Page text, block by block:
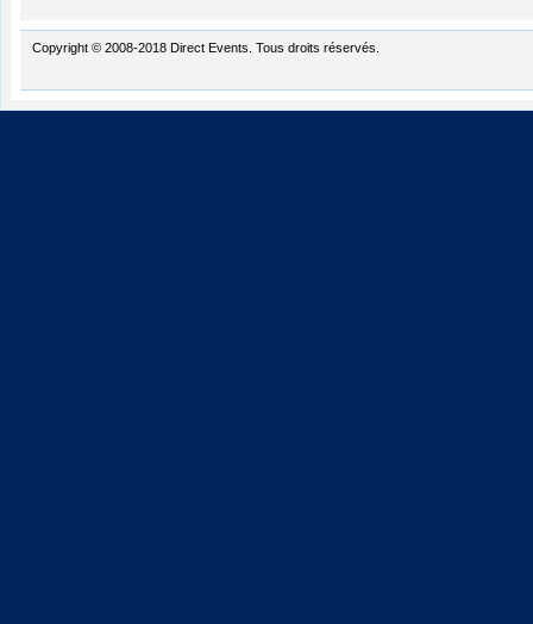
Copyright © 2008-2018 Direct Events. Tous droits réservés.